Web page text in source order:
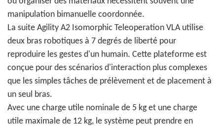
manipulation bimanuelle coordonnée.
La suite Agility A2 Isomorphic Teleoperation VLA utilise
deux bras robotiques à 7 degrés de liberté pour
reproduire les gestes d'un humain. Cette plateforme est
conçue pour des scénarios d'interaction plus complexes
que les simples tâches de prélèvement et de placement à
un seul bras.
Avec une charge utile nominale de 5 kg et une charge
utile maximale de 12 kg, le système peut prendre en